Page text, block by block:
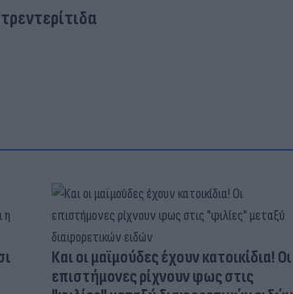
Και οι μαϊμούδες έχουν κατοικίδια! Οι
επιστήμονες ρίχνουν φως στις